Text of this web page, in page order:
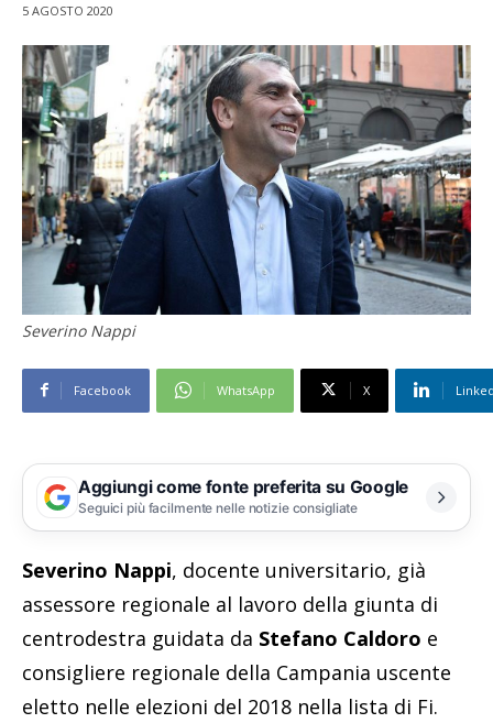
5 AGOSTO 2020
Severino Nappi
Facebook WhatsApp X
Aggiungi come fonte preferita su Google
Seguici più facilmente nelle notizie consigliate
Severino Nappi, docente universitario, già
assessore regionale al lavoro della giunta di
centrodestra guidata da Stefano Caldoro e
consigliere regionale della Campania uscente
eletto nelle elezioni del 2018 nella lista di Fi.